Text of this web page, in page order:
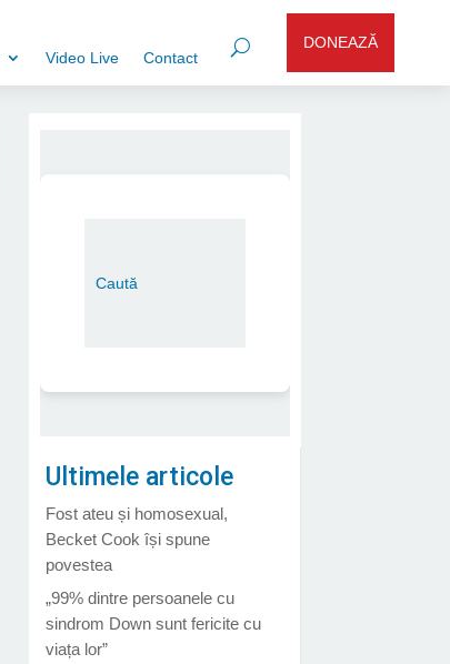
Video Live Contact
DONEAZĂ
Ultimele articole
Fost ateu și homosexual,
Becket Cook își spune
povestea
„99% dintre persoanele cu
sindrom Down sunt fericite cu
viața lor”